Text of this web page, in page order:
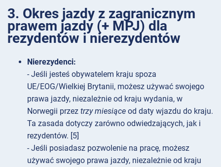
3. Okres jazdy z zagranicznym
prawem jazdy (+ MPJ) dla
rezydentów i nierezydentów
Nierezydenci:
- Jeśli jesteś obywatelem kraju spoza
UE/EOG/Wielkiej Brytanii, możesz używać swojego
prawa jazdy, niezależnie od kraju wydania, w
Norwegii przez trzy miesiące od daty wjazdu do kraju.
Ta zasada dotyczy zarówno odwiedzających, jak i
rezydentów. [5]
- Jeśli posiadasz pozwolenie na pracę, możesz
używać swojego prawa jazdy, niezależnie od kraju